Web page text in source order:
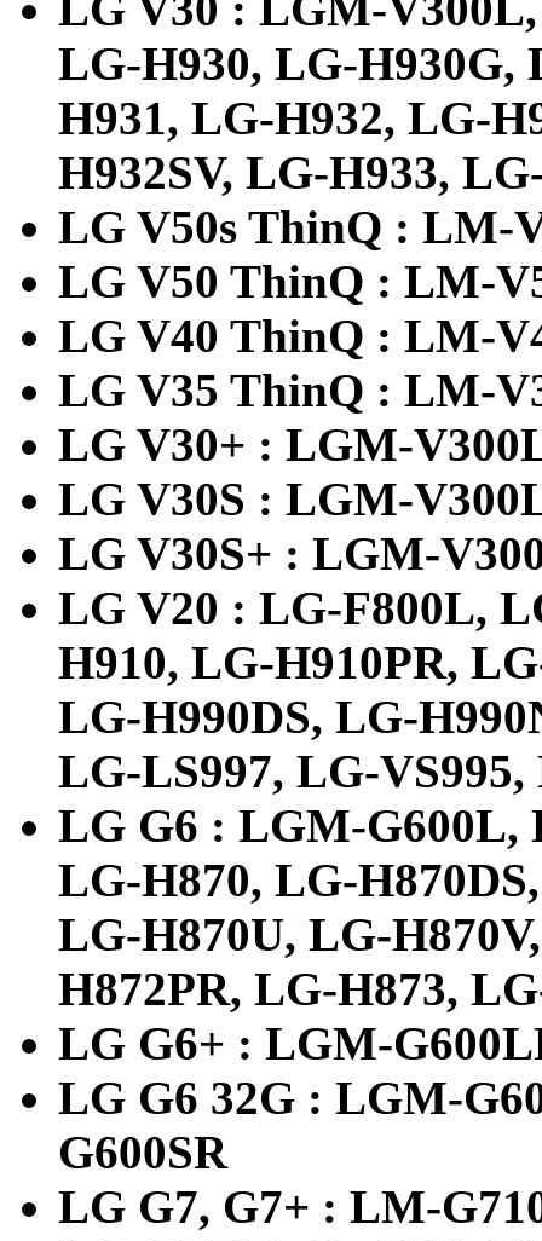
LG-H930, LG-H930G,
H931, LG-H932, LG-
H932SV, LG-H933,
LG V50s ThinQ : LM-
LG V50 ThinQ : LM-
LG V40 ThinQ : LM-
LG V35 ThinQ : LM-
LG V30+ : LGM-
LG V30S : LGM-
LG V30S+ : LGM-
LG V20 : LG-F800L,
H910, LG-H910PR,
LG-H990DS, LG-
LG-LS997, LG-VS995,
LG G6 : LGM-G600L,
LG-H870, LG-
LG-H870U, LG-
H872PR, LG-H873,
LG G6+ : LGM-
LG G6 32G : LGM-
G600SR
LG G7, G7+ : LM-